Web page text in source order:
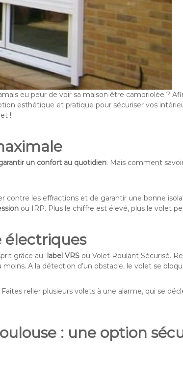
eu peur de voir sa maison être cambriolée ?
esthétique et pratique pour sécuriser vos
!
un confort au quotidien. Mais comment
les effractions et de garantir une bonne
ou IRP. Plus le chiffre est élevé, plus le volet
électriques
grâce au label VRS ou Volet Roulant Sécurisé.
A la détection d’un obstacle, le volet se
relier plusieurs volets à une alarme, qui se
: une option